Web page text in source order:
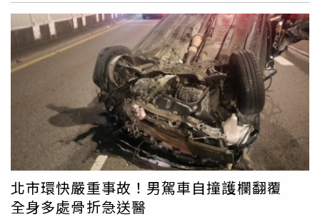
出受困的彭男，經檢傷後發現彭男意識模糊，頭部有撕裂
傷，隨即將人送往基隆長庚醫院救治，但到院前突然失去生
命跡象，目前醫師仍在搶救中，至於詳細事故經過及原因，
仍待警方進一步調查釐清。 彭男駕駛計程車行經台2線83.6
公里處時
自撞翻覆至礁岩上。（圖／三立新聞網）
北市環快嚴重事故！男駕車自撞護欄翻覆
全身多處骨折急送醫